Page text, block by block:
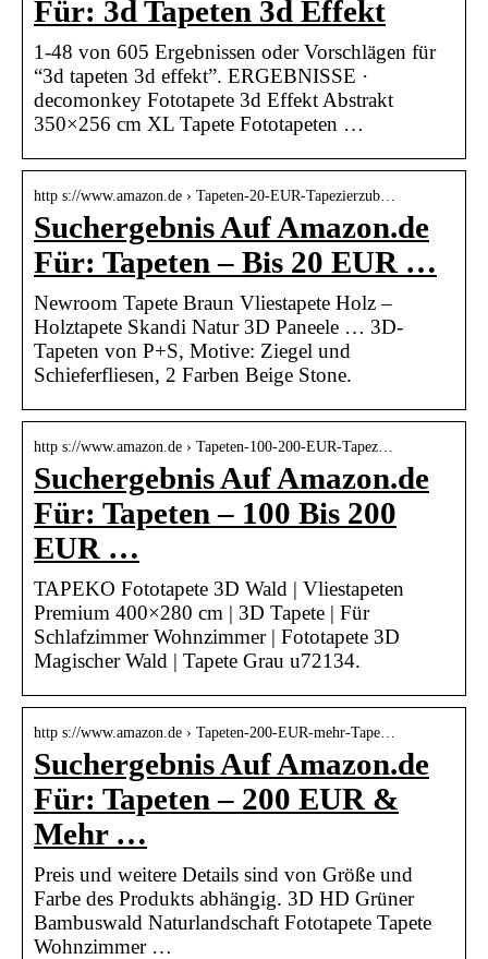
Für: 3d Tapeten 3d Effekt
1-48 von 605 Ergebnissen oder Vorschlägen für
“3d tapeten 3d effekt”. ERGEBNISSE ·
decomonkey Fototapete 3d Effekt Abstrakt
350×256 cm XL Tapete Fototapeten …
http s://www.amazon.de › Tapeten-20-EUR-Tapezierzub…
Suchergebnis Auf Amazon.de
Für: Tapeten – Bis 20 EUR …
Newroom Tapete Braun Vliestapete Holz –
Holztapete Skandi Natur 3D Paneele … 3D-
Tapeten von P+S, Motive: Ziegel und
Schieferfliesen, 2 Farben Beige Stone.
http s://www.amazon.de › Tapeten-100-200-EUR-Tapez…
Suchergebnis Auf Amazon.de
Für: Tapeten – 100 Bis 200
EUR …
TAPEKO Fototapete 3D Wald | Vliestapeten
Premium 400×280 cm | 3D Tapete | Für
Schlafzimmer Wohnzimmer | Fototapete 3D
Magischer Wald | Tapete Grau u72134.
http s://www.amazon.de › Tapeten-200-EUR-mehr-Tape…
Suchergebnis Auf Amazon.de
Für: Tapeten – 200 EUR &
Mehr …
Preis und weitere Details sind von Größe und
Farbe des Produkts abhängig. 3D HD Grüner
Bambuswald Naturlandschaft Fototapete Tapete
Wohnzimmer …